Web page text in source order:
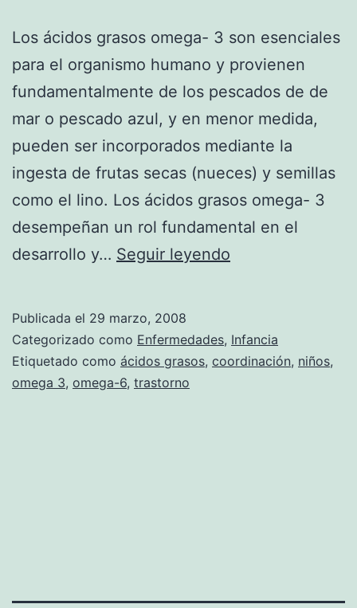
Los ácidos grasos omega- 3 son esenciales
para el organismo humano y provienen
fundamentalmente de los pescados de de
mar o pescado azul, y en menor medida,
pueden ser incorporados mediante la
ingesta de frutas secas (nueces) y semillas
como el lino. Los ácidos grasos omega- 3
desempeñan un rol fundamental en el
desarrollo y… Seguir leyendo
omega-
3
Publicada el 29 marzo, 2008
Categorizado como Enfermedades, Infancia
Etiquetado como ácidos grasos, coordinación, niños,
omega 3, omega-6, trastorno